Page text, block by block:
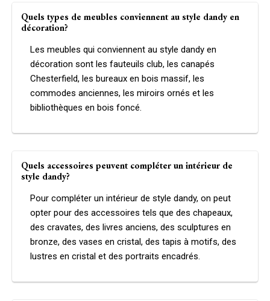
Quels types de meubles conviennent au style dandy en
décoration?
Les meubles qui conviennent au style dandy en
décoration sont les fauteuils club, les canapés
Chesterfield, les bureaux en bois massif, les
commodes anciennes, les miroirs ornés et les
bibliothèques en bois foncé.
Quels accessoires peuvent compléter un intérieur de
style dandy?
Pour compléter un intérieur de style dandy, on peut
opter pour des accessoires tels que des chapeaux,
des cravates, des livres anciens, des sculptures en
bronze, des vases en cristal, des tapis à motifs, des
lustres en cristal et des portraits encadrés.